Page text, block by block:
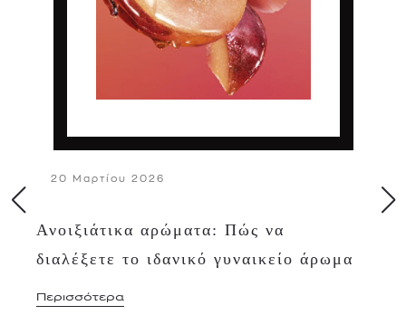
20 Μαρτίου 2026
Ανοιξιάτικα αρώματα: Πώς να
διαλέξετε το ιδανικό γυναικείο άρωμα
Περισσότερα